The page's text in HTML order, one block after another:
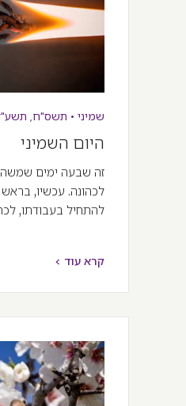
שמיני • תשס"ח,
היום השמיני
זה שבעה ימים
לכהונה. עכשיו, בראש
להתחיל בעבודתו,
קרא עוד >